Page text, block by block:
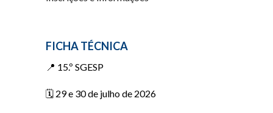
FICHA TÉCNICA
📍 15.º SGESP
🗓️ 29 e 30 de julho de 2026